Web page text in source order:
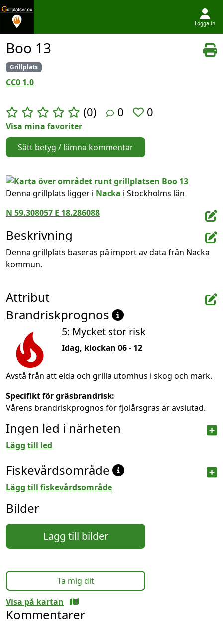
Logga in
Boo 13
Grillplats
CC0 1.0
(0) 0 0
Visa mina favoriter
Sätt betyg / lämna kommentar
Denna grillplats ligger i Nacka i Stockholms län
N 59.308057 E 18.286088
Beskrivning
Denna grillplats baseras på import av data från Nacka
kommun.
Attribut
Brandriskprognos
5: Mycket stor risk
Idag, klockan 06 - 12
Avstå från att elda och grilla utomhus i skog och mark.
Specifikt för gräsbrandrisk:
Vårens brandriskprognos för fjolårsgräs är avslutad.
Ingen led i närheten
Lägg till led
Fiskevårdsområde
Lägg till fiskevårdsområde
Bilder
Lägg till bilder
Ta mig dit
Visa på kartan
Kommentarer